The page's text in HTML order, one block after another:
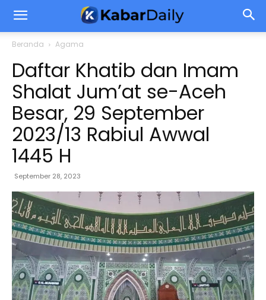
Beranda Agama
Daftar Khatib dan Imam
Shalat Jum’at se-Aceh
Besar, 29 September
2023/13 Rabiul Awwal
1445 H
September 28, 2023